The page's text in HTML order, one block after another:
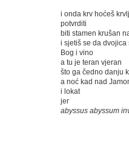
i onda krv hoćeš
potvrditi
biti stamen krušan
i sjetiš se da dvojica
Bog i vino
a tu je teran vjeran
što ga čedno danju
a noć kad nad
i lokat
jer
abyssus abyssum